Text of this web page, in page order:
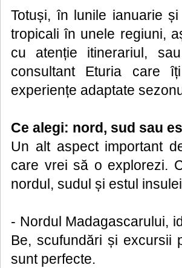
Totuși, în lunile ianuarie
tropicali în unele regiuni,
cu atenție itinerariul,
consultant Eturia care
experiențe adaptate
Ce alegi: nord, sud sau
Un alt aspect important
care vrei să o explorezi.
nordul, sudul și estul
- Nordul Madagascarului,
Be, scufundări și excursii
sunt perfecte.